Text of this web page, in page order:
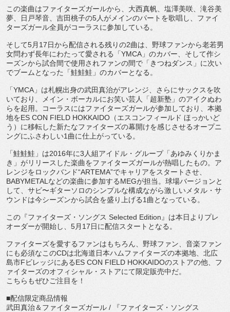
この楽曲はファイターズガールから、大西真帆、塩澤美咲、 滝谷美
夢、日戸琴音、吉田桃子の5人がメインのパートを歌唱し、 ファイ
ターズガール全員がコーラスに参加している。
そして5月 17日から配信される残りの2曲は、 野球ファンから老若男
女問わず長年にわたって愛される「YMCA 」のカバー、そして作シ
ーズンから試合間で使用されファンの間で 「きつねダンス」に次い
でブームとなった「鮭鮭鮭」 のカバーとなる。
「YMCA 」は札幌出身の武田真治がアレンジ、
さらにサックスを吹
いており、メイン・ボーカルにお笑い芸人「超新塾」のアイクぬわ
らを起用。
コーラスにはファイターズガールが参加しており、本拠
地をES CON FIELD HOKKAIDO （エスコンフィールド ほっかいど
う） に移転した新たなファイターズの幕開けを感じさせるオープニ
ングにふさわしい1 曲に仕上がっている。
「鮭鮭鮭」は2016年に3人組アイドル・グループ「あゆみくりかま
き」 がリリースした楽曲をファイターズガールが熱唱したもの。 ア
レンジをロックバンド“ARTEMA”でキャリアをスタートさせ、
BABYMETAL などの楽曲に参加するMEGが担当。球場バージョンと
して、サビ〜ギターソロのシンプルな構成ながら激しいメタル・ サ
ウンドは今シーズンから試合を盛り上げる1 曲となっている。
この『ファイターズ・ソングス Selected Edition 』は本日よりプレ
オーダーが開始し、 5月 17日に配信スタートとなる。
ファイターズを愛するファンはもちろん、野球ファン、 音楽ファン
にも必須なこのCDは北海道日本ハムファイターズの本拠地、北広
島市FビレッジにあるES CON FIELD HOKKAIDOのストアの他、フ
ァイターズのオフィシャル・ ストアにて限定販売中だ。
こちらもぜひご注目を！
■配信限定商品情報
武田真治＆ファイターズガール /
『ファイターズ・ソングス